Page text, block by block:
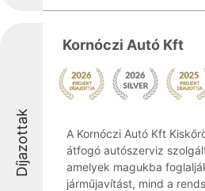
Díjazottak
Kornóczi Autó Kft
A Kornóczi Autó Kft
átfogó autószerviz
amelyek magukba
járműjavítást, mind a